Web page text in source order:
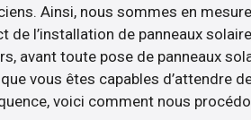
Ainsi, nous sommes en
de l’installation de panneaux
avant toute pose de panneaux
vous êtes capables d’attendre
voici comment nous